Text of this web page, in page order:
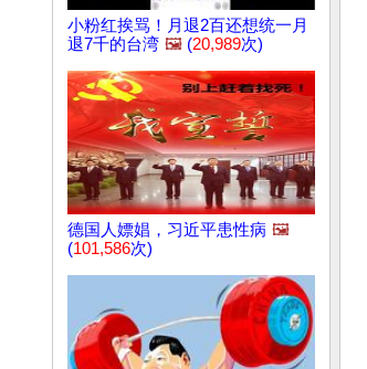
小粉红挨骂！月退2百还想统一月
退7千的台湾 🖼️ (20,989次)
德国人嫖娼，习近平患性病 🖼️
(101,586次)